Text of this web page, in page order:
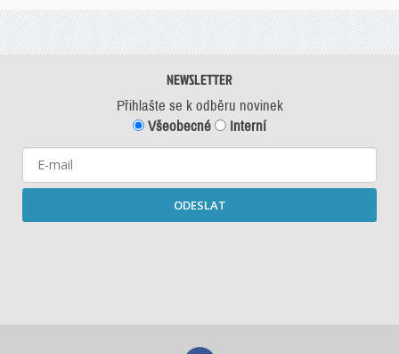
NEWSLETTER
Přihlašte se k odběru novinek
Všeobecné
Interní
ODESLAT